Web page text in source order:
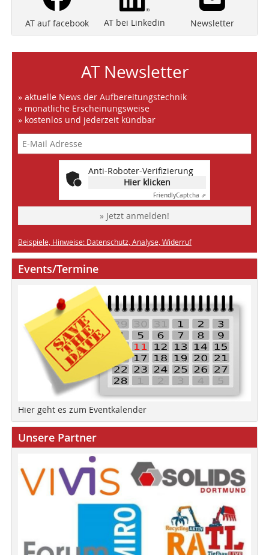
AT auf facebook AT bei Linkedin Newsletter
AT Newsletter
» aktuelle News der Aufbereitungstechnik
» monatliche Erscheinungsweise
» kostenlos und jederzeit kündbar
Anti-Roboter-Verifizierung
Hier klicken
FriendlyCaptcha ⇗
» Jetzt anmelden!
Beispiele, Hinweise: Datenschutz, Analyse, Widerruf
Events/Termine
Hier geht es zum Eventkalender
Unsere Partner